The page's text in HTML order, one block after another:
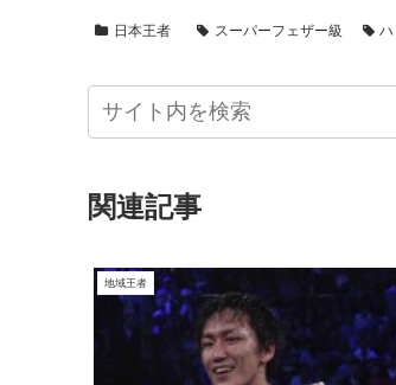
日本王者 スーパーフェザー級 ハ
関連記事
地域王者